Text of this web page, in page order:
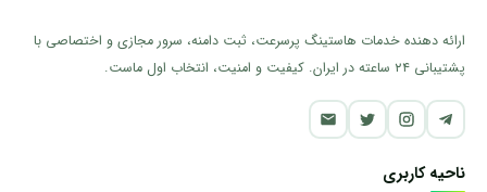
ارائه دهنده خدمات هاستینگ پرسرعت، ثبت دامنه، سرور مجازی و اختصاصی با
پشتیبانی ۲۴ ساعته در ایران. کیفیت و امنیت، انتخاب اول ماست.
ناحیه کاربری